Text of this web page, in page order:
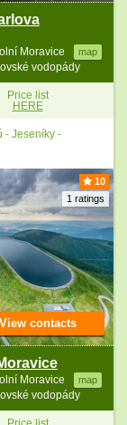
Moravice map
vodopády
Price list
HERE
- Jeseníky -
10
1 ratings
Moravice map
vodopády
View contacts